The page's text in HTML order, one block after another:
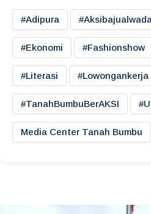
#adipura
#ekonomi #fashionshow
#literasi #lowongankerja
#TanahBumbuBerAKSI
Media Center Tanah Bumbu